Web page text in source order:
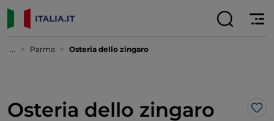
... Parma Osteria dello zingaro
Osteria dello zingaro